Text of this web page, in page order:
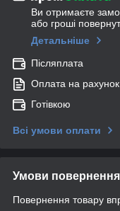
Ви отримаєте
або гроші
Детальніше
Післяплата
Оплата на рахунок
Готівкою
Всі умови оплати
Умови повернення
Повернення товару